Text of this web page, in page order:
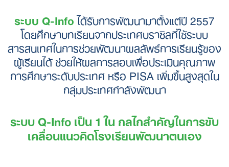
ระบบ Q-Infoได้รับการพัฒนามาตั้งแต่ปี 2557
โดยศึกษาบทเรียนจากประเทศบราซิลที่ใช้ระบบ
สารสนเทศในการช่วยพัฒนาผลลัพธ์การเรียนรู้ของ
ผู้เรียนได้ ช่วยให้ผลการสอบเพื่อประเมินคุณภาพ
การศึกษาระดับประเทศ หรือ PISA เพิ่มขึ้นสูงสุดใน
กลุ่มประเทศกำลังพัฒนา
ระบบ Q-Info เป็น 1 ใน กลไกสำคัญในการขับ
เคลื่อนแนวคิดโรงเรียนพัฒนาตนเอง